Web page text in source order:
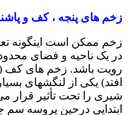
زخم های پنجه ، کف و
زخم ممکن است اینگونه
در یک ناحیه و فضای
رویت باشد. زخم های کف
افتد) یکی از لنگشهای
شیری را تحت تأثیر قرار
ابتدایی درحین پروسه سم